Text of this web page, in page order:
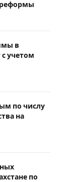
реформы
в
с учетом
по числу
на
по